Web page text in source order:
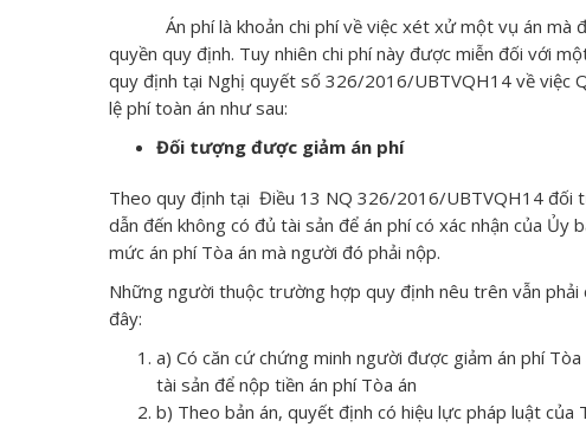
Án phí là khoản chi phí về việc xét xử một vụ án mà
quyền quy định. Tuy nhiên chi phí này được miễn đối với
quy định tại Nghị quyết số 326/2016/UBTVQH14 về việc
lệ phí toàn án như sau:
Đối tượng được giảm án phí
Theo quy định tại Điều 13 NQ 326/2016/UBTVQH14 đối
dẫn đến không có đủ tài sản để án phí có xác nhận của
mức án phí Tòa án mà người đó phải nộp.
Những người thuộc trường hợp quy định nêu trên vẫn
đây:
a) Có căn cứ chứng minh người được giảm án phí
tài sản để nộp tiền án phí Tòa án
b) Theo bản án, quyết định có hiệu lực pháp luật